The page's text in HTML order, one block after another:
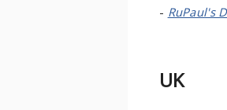
- RuPaul's
UK